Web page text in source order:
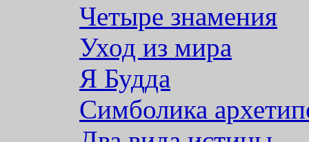
Четыре знамения
Уход из мира
Я Будда
Симболика